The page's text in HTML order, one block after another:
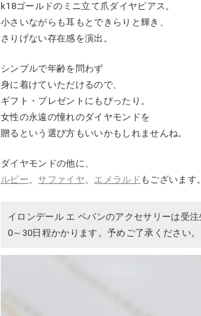
k18ゴールドのミニ立て爪ダイヤピアス。
小さいながらも耳もとできらりと輝き、
さりげない存在感を演出。
シンプルで年齢を問わず
身に着けていただけるので、
ギフト・プレゼントにもぴったり。
女性の永遠の憧れのダイヤモンドを
贈るという選び方もいいかもしれませんね。
ダイヤモンドの他に、
ルビー、サファイヤ、 エメラルド もございます。
イロンデール エ ペパンのアクセサリーは受
0～30日程かかります。予めご了承ください。